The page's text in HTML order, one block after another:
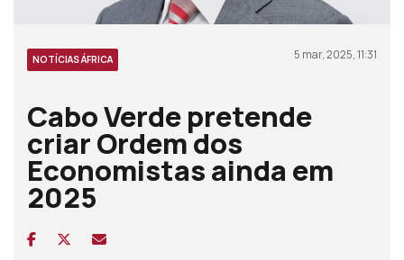
NOTÍCIAS ÁFRICA 5 mar, 2025, 11:31
Cabo Verde pretende
criar Ordem dos
Economistas ainda em
2025